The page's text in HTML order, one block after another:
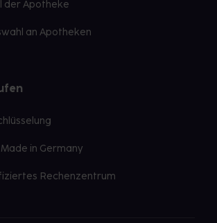
der Apotheke
an Apotheken
in Germany
Rechenzentrum